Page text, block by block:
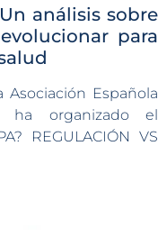
Un análisis sobre
para
Asociación Española
ha organizado el
REGULACIÓN VS